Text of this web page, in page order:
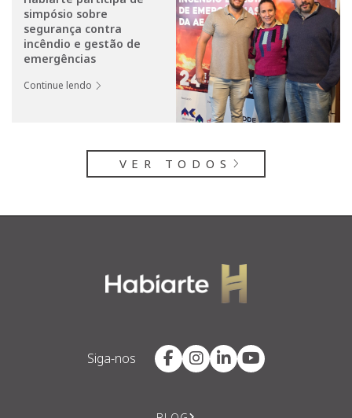
simpósio sobre
segurança contra
incêndio e gestão de
emergências
Continue lendo
VER TODOS
Siga-nos